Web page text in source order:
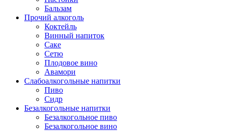
Бальзам
Прочий алкоголь
Коктейль
Винный напиток
Саке
Сетю
Плодовое вино
Авамори
Слабоалкогольные напитки
Пиво
Сидр
Безалкогольные напитки
Безалкогольное пиво
Безалкогольное вино